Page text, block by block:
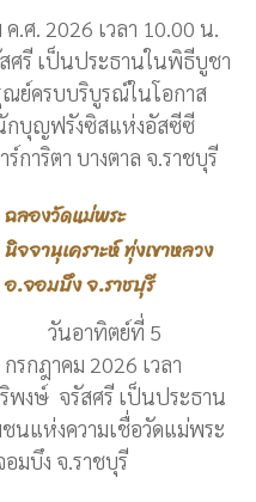
. 2026 เวลา 10.00 น.
ศรี เป็นประธานในพิธีบูชา
ย์ครบบริบูรณ์ในโอกาส
กบุญฟรังซิสแห่งอัสซีซี
าริตา บางตาล จ.ราชบุรี
ฉลองวัดแม่พระ
นิจจานุเคราะห์ ทุ่งเขาหลวง
อ.จอมบึง จ.ราชบุรี
วันอาทิตย์ที่ 5
กรกฎาคม 2026 เวลา
พงษ์ จรัสศรี เป็นประธาน
แห่งความเชื่อวัดแม่พระ
มบึง จ.ราชบุรี